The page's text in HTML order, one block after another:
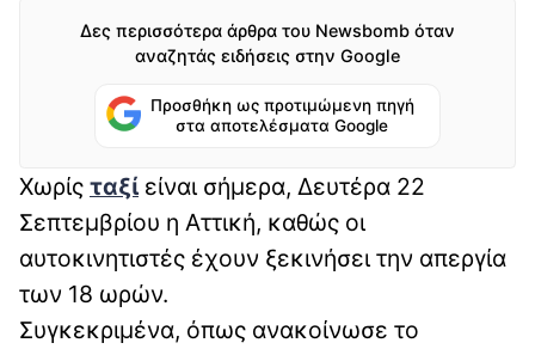
Δες περισσότερα άρθρα του Newsbomb όταν
αναζητάς ειδήσεις στην Google
Προσθήκη ως προτιμώμενη πηγή
στα αποτελέσματα Google
Χωρίς ταξί είναι σήμερα, Δευτέρα 22
Σεπτεμβρίου η Αττική, καθώς οι
αυτοκινητιστές έχουν ξεκινήσει την απεργία
των 18 ωρών.
Συγκεκριμένα, όπως ανακοίνωσε το